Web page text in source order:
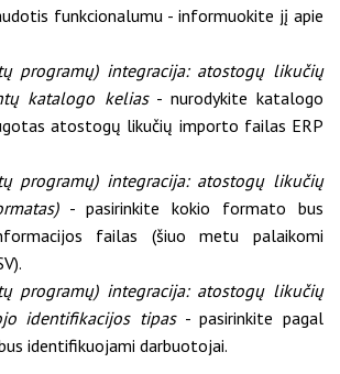
funkcionalumu - informuokite jį apie
programų) integracija: atostogų likučių
katalogo kelias- nurodykite katalogo
atostogų likučių importo failas ERP
programų) integracija: atostogų likučių
- pasirinkite kokio formato bus
failas (šiuo metu palaikomi
programų) integracija: atostogų likučių
identifikacijos tipas- pasirinkite pagal
identifikuojami darbuotojai.